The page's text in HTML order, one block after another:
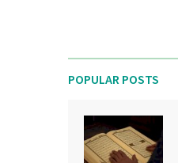
POPULAR POSTS